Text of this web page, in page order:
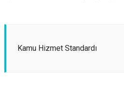
Kamu Hizmet Standardı